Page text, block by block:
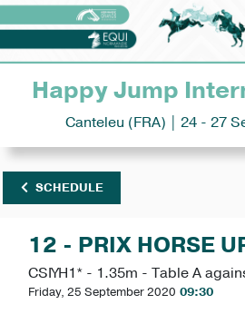
Happy Jump
Canteleu (FRA) | 24 - 27
SCHEDULE
12 - PRIX HORSE
CSIYH1* - 1.35m - Table A
Friday, 25 September 2020 09:30